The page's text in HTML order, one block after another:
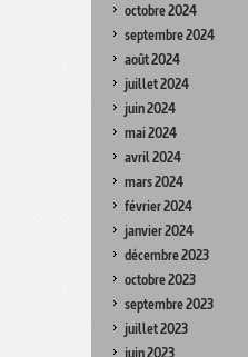
octobre 2024
septembre 2024
août 2024
juillet 2024
juin 2024
mai 2024
avril 2024
mars 2024
février 2024
janvier 2024
décembre 2023
octobre 2023
septembre 2023
juillet 2023